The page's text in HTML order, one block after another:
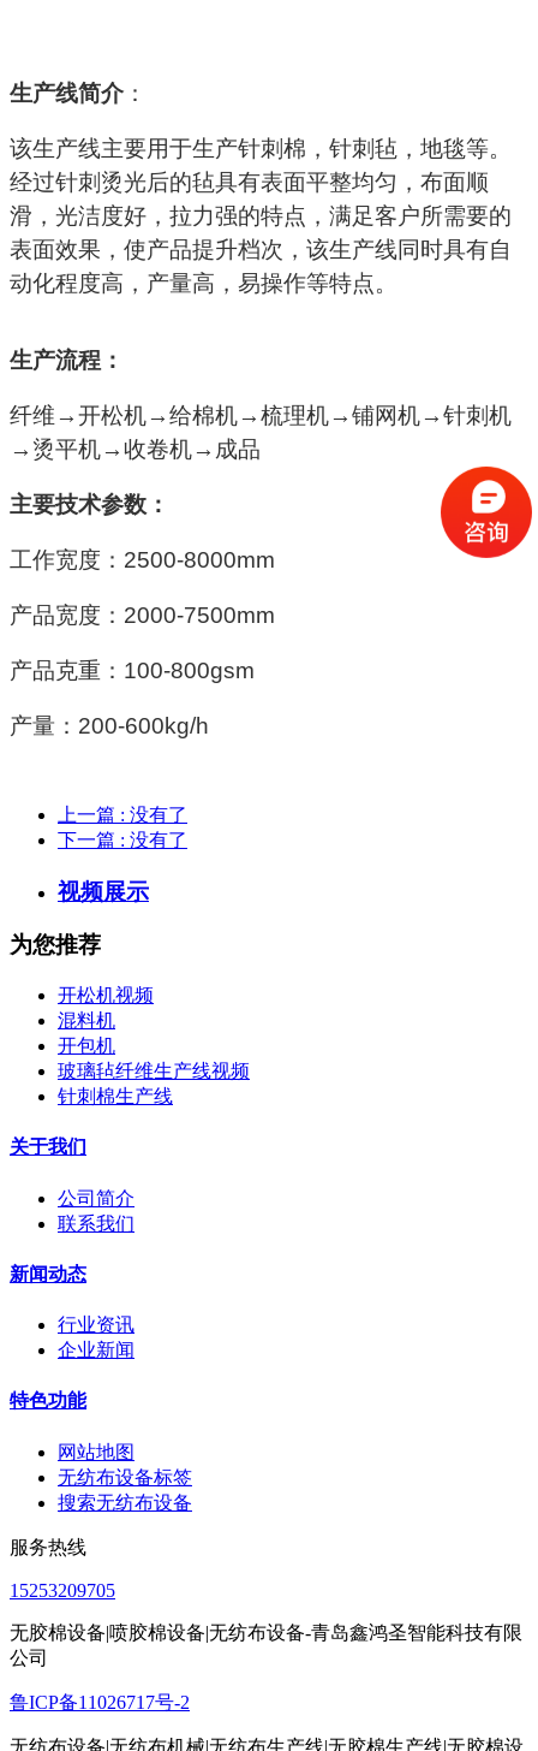
生产线简介 ：
该生产线主要用于生产针刺棉，针刺毡，地毯等。
经过针刺烫光后的毡具有表面平整均匀，布面顺
滑，光洁度好，拉力强的特点，满足客户所需要的
表面效果，使产品提升档次，该生产线同时具有自
动化程度高，产量高，易操作等特点。
生产流程：
纤维→开松机→给棉机→梳理机→铺网机→针刺机
→烫平机→收卷机→成品
主要技术参数：
工作宽度： 2500-8000mm
产品宽度： 2000-7500mm
产品克重： 100-800gsm
产量： 200-600kg/h
上一篇 : 没有了
下一篇 : 没有了
视频展示
为您推荐
开松机视频
混料机
开包机
玻璃毡纤维生产线视频
针刺棉生产线
关于我们
公司简介
联系我们
新闻动态
行业资讯
企业新闻
特色功能
网站地图
无纺布设备标签
搜索无纺布设备
服务热线
15253209705
无胶棉设备|喷胶棉设备|无纺布设备-青岛鑫鸿圣智能科技有限
公司
鲁ICP备11026717号-2
无纺布设备|无纺布机械|无纺布生产线|无胶棉生产线|无胶棉设